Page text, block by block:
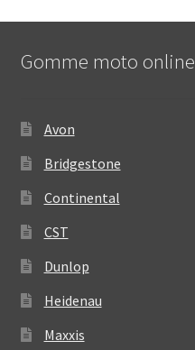
Gomme moto online
Avon
Bridgestone
Continental
CST
Dunlop
Heidenau
Maxxis